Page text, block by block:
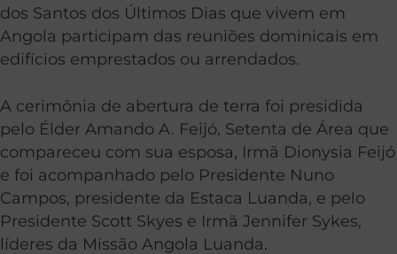
dos Santos dos Últimos Dias que vivem em
Angola participam das reuniões dominicais em
edifícios emprestados ou arrendados.
A cerimônia de abertura de terra foi presidida
pelo Élder Amando A. Feijó, Setenta de Área que
compareceu com sua esposa, Irmã Dionysia Feijó
e foi acompanhado pelo Presidente Nuno
Campos, presidente da Estaca Luanda, e pelo
Presidente Scott Skyes e Irmã Jennifer Sykes,
líderes da Missão Angola Luanda.